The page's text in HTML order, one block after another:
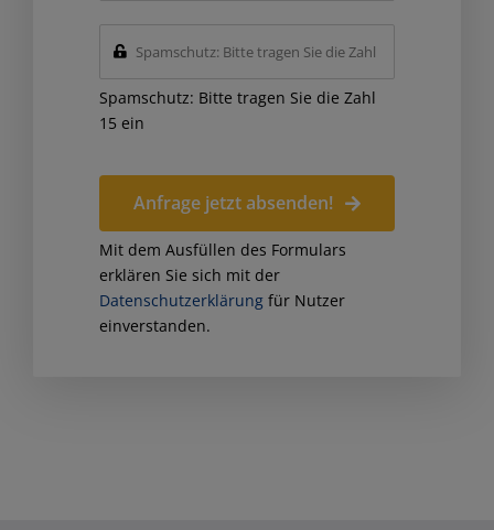
Spamschutz: Bitte tragen Sie die Zahl
15 ein
Anfrage jetzt absenden!
Mit dem Ausfüllen des Formulars
erklären Sie sich mit der
Datenschutzerklärungfür Nutzer
einverstanden.